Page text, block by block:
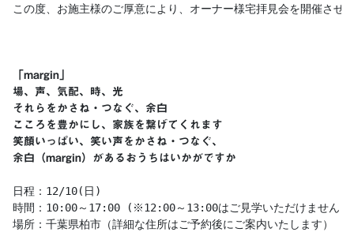
この度、お施主様のご厚意により、オーナー様宅拝見会を開催させ
「margin」
余白（margin）があるおうちはいかがですか
日程：12/10(日)
時間：10:00～17:00 (※12:00～13:00はご見学いただけません)
場所：千葉県柏市（詳細な住所はご予約後にご案内いたします）